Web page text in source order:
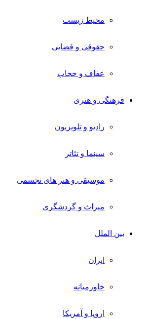
محیط زیست
حقوقی و قضایی
عفاف و حجاب
فرهنگی و هنری
رادیو و تلویزیون
سینما و تئاتر
موسیقی و هنر های تجسمی
میراث و گردشگری
بین الملل
ایران
خاورمیانه
اروپا و آمریکا